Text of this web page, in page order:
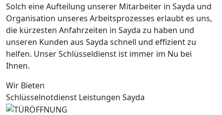
Solch eine Aufteilung unserer Mitarbeiter in Sayda und
Organisation unseres Arbeitsprozesses erlaubt es uns,
die kürzesten Anfahrzeiten in Sayda zu haben und
unseren Kunden aus Sayda schnell und effizient zu
helfen. Unser Schlüsseldienst ist immer im Nu bei
Ihnen.
Wir Bieten
Schlüsselnotdienst Leistungen Sayda